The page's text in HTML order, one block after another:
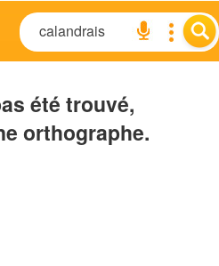
été trouvé,
orthographe.